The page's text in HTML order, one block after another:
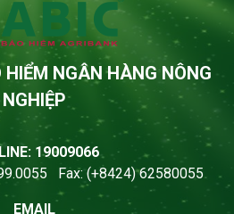
NGÂN HÀNG NÔNG
NGHIỆP
19009066
Fax: (+8424) 62580055
EMAIL